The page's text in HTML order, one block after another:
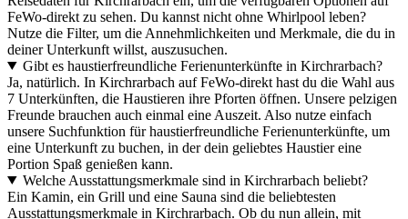
FeWo-direkt zu sehen. Du kannst nicht ohne Whirlpool leben?
Nutze die Filter, um die Annehmlichkeiten und Merkmale, die du in
deiner Unterkunft willst, auszusuchen.
Gibt es haustierfreundliche Ferienunterkünfte in Kirchrarbach?
Ja, natürlich. In Kirchrarbach auf FeWo-direkt hast du die Wahl aus
7 Unterkünften, die Haustieren ihre Pforten öffnen. Unsere pelzigen
Freunde brauchen auch einmal eine Auszeit. Also nutze einfach
unsere Suchfunktion für haustierfreundliche Ferienunterkünfte, um
eine Unterkunft zu buchen, in der dein geliebtes Haustier eine
Portion Spaß genießen kann.
Welche Ausstattungsmerkmale sind in Kirchrarbach beliebt?
Ein Kamin, ein Grill und eine Sauna sind die beliebtesten
Ausstattungsmerkmale in Kirchrarbach. Ob du nun allein, mit